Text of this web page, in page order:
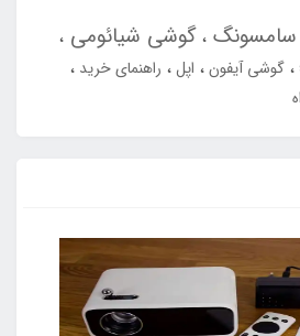
سامسونگ گوشی شیائومی
گوشی آیفون اپل
راهنمای خرید